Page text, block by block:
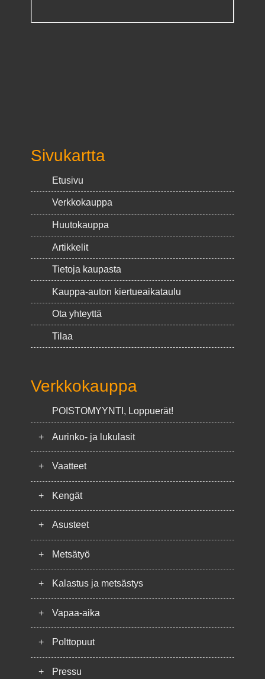
Sivukartta
Etusivu
Verkkokauppa
Huutokauppa
Artikkelit
Tietoja kaupasta
Kauppa-auton kiertueaikataulu
Ota yhteyttä
Tilaa
Verkkokauppa
POISTOMYYNTI, Loppuerät!
+ Aurinko- ja lukulasit
+ Vaatteet
+ Kengät
+ Asusteet
+ Metsätyö
+ Kalastus ja metsästys
+ Vapaa-aika
+ Polttopuut
+ Pressu